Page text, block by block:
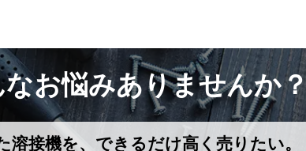
お悩みありませんか
接機を、できるだけ高く売りたい。